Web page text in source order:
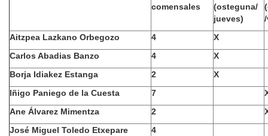
comensales
(osteguna/
jueves)
Aitzpea Lazkano Orbegozo
4
X
Carlos Abadias Banzo
4
X
Borja Idiakez Estanga
2
X
Iñigo Paniego de la Cuesta
7
Ane Álvarez Mimentza
2
José Miguel Toledo Etxepare
4